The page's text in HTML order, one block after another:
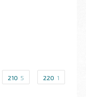
210 5 220 1